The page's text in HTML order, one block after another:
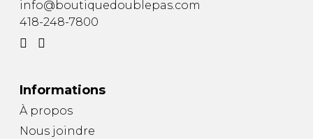
info@boutiquedoublepas.com
418-248-7800
Informations
À propos
Nous joindre